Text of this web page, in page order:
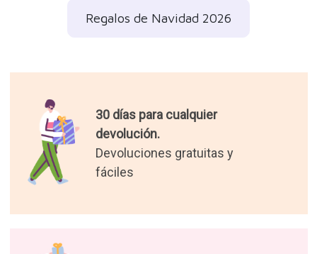
Regalos de Navidad 2026
30 días para cualquier
devolución.
Devoluciones gratuitas y
fáciles